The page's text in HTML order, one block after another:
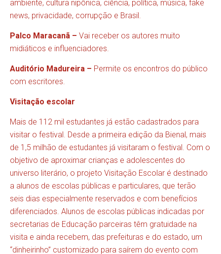
ambiente, cultura nipônica, ciência, política, música, fake
news, privacidade, corrupção e Brasil.
Palco Maracanã – Vai receber os autores muito
midiáticos e influenciadores.
Auditório Madureira – Permite os encontros do público
com escritores.
Visitação escolar
Mais de 112 mil estudantes já estão cadastrados para
visitar o festival. Desde a primeira edição da Bienal, mais
de 1,5 milhão de estudantes já visitaram o festival. Com o
objetivo de aproximar crianças e adolescentes do
universo literário, o projeto Visitação Escolar é destinado
a alunos de escolas públicas e particulares, que terão
seis dias especialmente reservados e com benefícios
diferenciados. Alunos de escolas públicas indicadas por
secretarias de Educação parceiras têm gratuidade na
visita e ainda recebem, das prefeituras e do estado, um
“dinheirinho” customizado para saírem do evento com